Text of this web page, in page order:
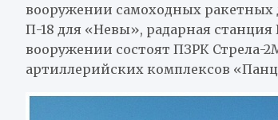
вооружении самоходных ракетных
П-18 для «Невы», радарная станция
вооружении состоят ПЗРК Стрела-
артиллерийских комплексов